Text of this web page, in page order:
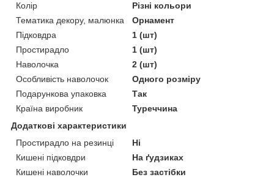
Колір
Різні кольори
Тематика декору, малюнка
Орнамент
Підковдра
1 (шт)
Простирадло
1 (шт)
Наволочка
2 (шт)
Особливість наволочок
Одного розміру
Подарункова упаковка
Так
Країна виробник
Туреччина
Додаткові характеристики
Простирадло на резинці
Ні
Кишені підковдри
На ґудзиках
Кишені наволочки
Без застібки